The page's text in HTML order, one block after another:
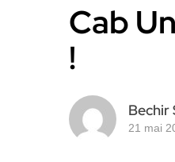
Cab
!
Bechir
21 mai